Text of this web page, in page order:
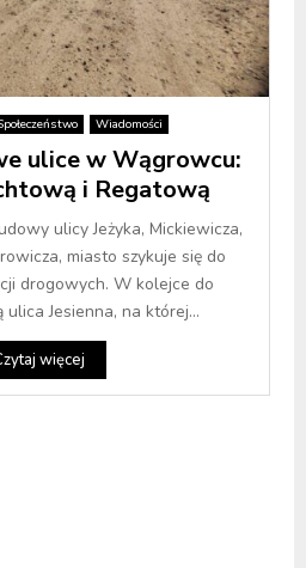
Wiadomości
ulice w Wągrowcu:
i Regatową
ulicy Jeżyka, Mickiewicza,
miasto szykuje się do
drogowych. W kolejce do
ulica Jesienna, na której...
więcej